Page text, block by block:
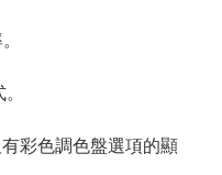
彩色調色盤選項的顯